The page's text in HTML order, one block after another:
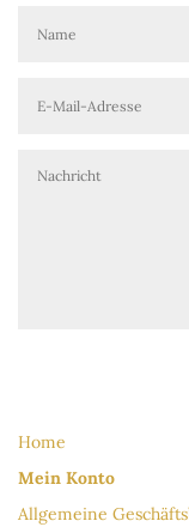
Home
Mein Konto
Allgemeine